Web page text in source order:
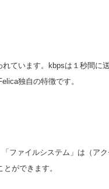
ています。kbpsは１秒間に
独自の特徴です。
ファイルシステム」は（ア
ができます。